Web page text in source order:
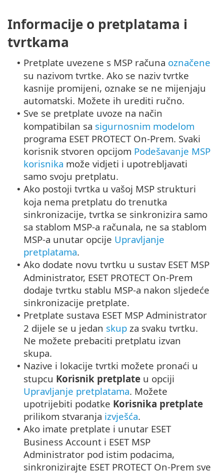
Informacije o pretplatama i
tvrtkama
• Pretplate uvezene s MSP računa označene
su nazivom tvrtke. Ako se naziv tvrtke
kasnije promijeni, oznake se ne mijenjaju
automatski. Možete ih urediti ručno.
• Sve se pretplate uvoze na način
kompatibilan sa sigurnosnim modelom
programa ESET PROTECT On-Prem. Svaki
korisnik stvoren opcijom Podešavanje MSP
korisnika može vidjeti i upotrebljavati
samo svoju pretplatu.
• Ako postoji tvrtka u vašoj MSP strukturi
koja nema pretplatu do trenutka
sinkronizacije, tvrtka se sinkronizira samo
sa stablom MSP-a računala, ne sa stablom
MSP-a unutar opcije Upravljanje
pretplatama.
• Ako dodate novu tvrtku u sustav ESET MSP
Administrator, ESET PROTECT On-Prem
dodaje tvrtku stablu MSP-a nakon sljedeće
sinkronizacije pretplate.
• Pretplate sustava ESET MSP Administrator
2 dijele se u jedan skup za svaku tvrtku.
Ne možete prebaciti pretplatu izvan
skupa.
• Nazive i lokacije tvrtki možete pronaći u
stupcu Korisnik pretplate u opciji
Upravljanje pretplatama. Možete
upotrijebiti podatke Korisnika pretplate
prilikom stvaranja izvješća.
• Ako imate pretplate i unutar ESET
Business Account i ESET MSP
Administrator pod istim podacima,
sinkronizirajte ESET PROTECT On-Prem sve